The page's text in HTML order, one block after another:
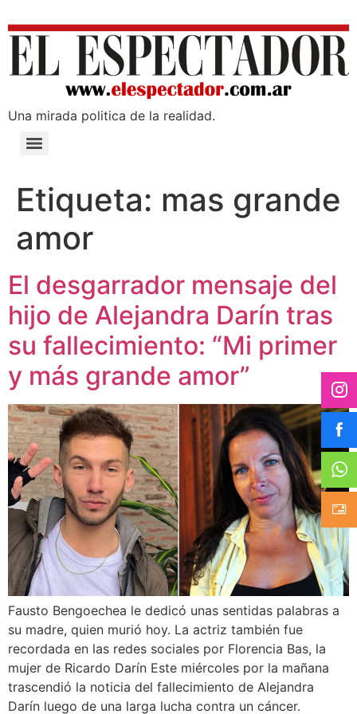
Una mirada poli­tica de la realidad.
Etiqueta: mas grande
amor
El desgarrador mensaje del
hijo de Alejandra Darín tras
su fallecimiento: “Mi primer
y más grande amor”
Fausto Bengoechea le dedicó unas sentidas palabras a
su madre, quien murió hoy. La actriz también fue
recordada en las redes sociales por Florencia Bas, la
mujer de Ricardo Darín Este miércoles por la mañana
trascendió la noticia del fallecimiento de Alejandra
Darín luego de una larga lucha contra un cáncer.